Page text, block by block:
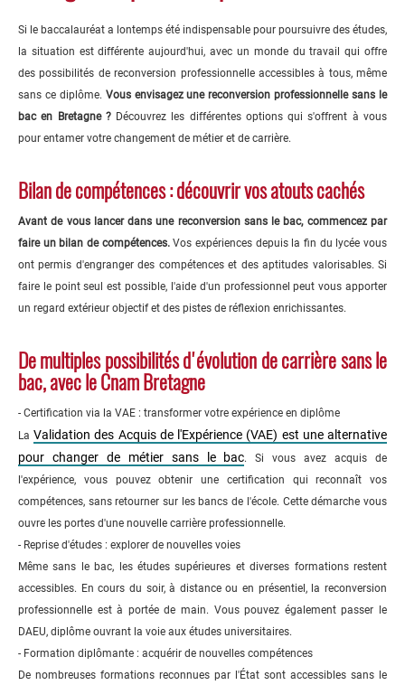
Si le baccalauréat a lontemps été indispensable pour poursuivre des études,
la situation est différente aujourd'hui, avec un monde du travail qui offre
des possibilités de reconversion professionnelle accessibles à tous, même
sans ce diplôme. Vous envisagez une reconversion professionnelle sans le
bac en Bretagne ?Découvrez les différentes options qui s'offrent à vous
pour entamer votre changement de métier et de carrière.
Bilan de compétences : découvrir vos atouts cachés
Avant de vous lancer dans une reconversion sans le bac, commencez par
faire un bilan de compétences.Vos expériences depuis la fin du lycée vous
ont permis d'engranger des compétences et des aptitudes valorisables. Si
faire le point seul est possible, l'aide d'un professionnel peut vous apporter
un regard extérieur objectif et des pistes de réflexion enrichissantes.
De multiples possibilités d'évolution de carrière sans le
bac, avec le Cnam Bretagne
- Certification via la VAE : transformer votre expérience en diplôme
LaValidation des Acquis de l'Expérience (VAE) est une alternative
pour changer de métier sans le bac. Si vous avez acquis de
l'expérience, vous pouvez obtenir une certification qui reconnaît vos
compétences, sans retourner sur les bancs de l'école. Cette démarche vous
ouvre les portes d'une nouvelle carrière professionnelle.
- Reprise d'études : explorer de nouvelles voies
Même sans le bac, les études supérieures et diverses formations restent
accessibles. En cours du soir, à distance ou en présentiel, la reconversion
professionnelle est à portée de main. Vous pouvez également passer le
DAEU, diplôme ouvrant la voie aux études universitaires.
- Formation diplômante : acquérir de nouvelles compétences
De nombreuses formations reconnues par l'État sont accessibles sans le